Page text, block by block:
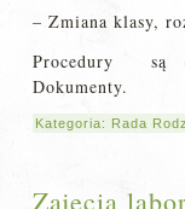
– Zmiana klasy,
Procedury są
Dokumenty.
Kategoria: Rada
Zajęcia